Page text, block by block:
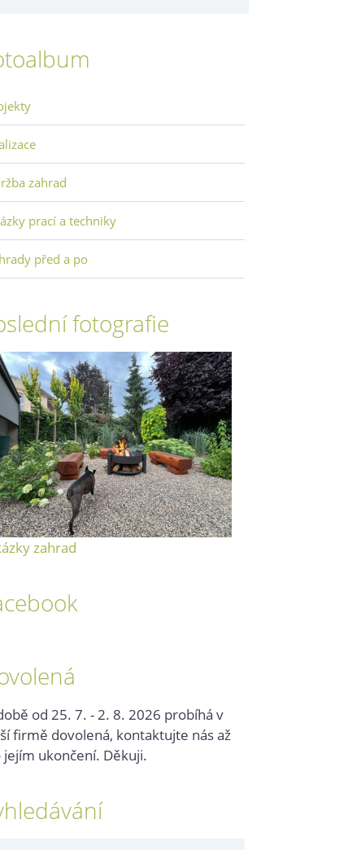
zahrad
prací a techniky
před a po
fotografie
zahrad
od 25. 7. - 2. 8. 2026 probíhá v
firmě dovolená, kontaktujte nás až
jejím ukončení. Děkuji.